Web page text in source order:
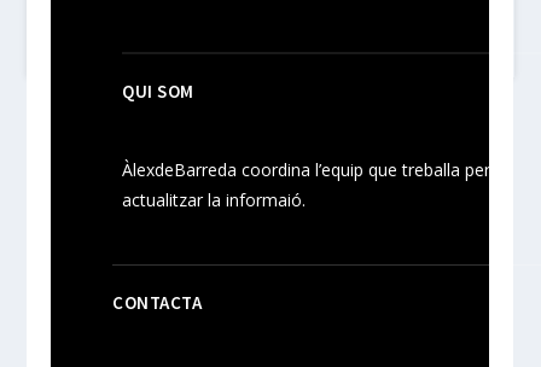
QUI SOM
ÀlexdeBarreda coordina l’equip que treballa per
actualitzar la informaió.
CONTACTA